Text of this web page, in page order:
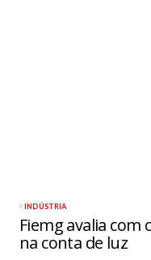
INDÚSTRIA
Fiemg avalia com
na conta de luz